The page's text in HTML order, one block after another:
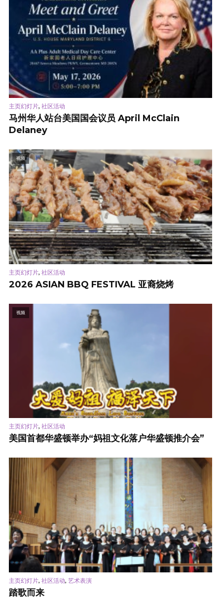
主页幻灯片, 社区活动
马州华人站台美国国会议员 April McClain
Delaney
视频
主页幻灯片, 社区活动
2026 ASIAN BBQ FESTIVAL 亚裔烧烤
视频
主页幻灯片, 社区活动
美国首都华盛顿举办“妈祖文化落户华盛顿推介会”
主页幻灯片, 社区活动, 艺术表演
踏歌而来